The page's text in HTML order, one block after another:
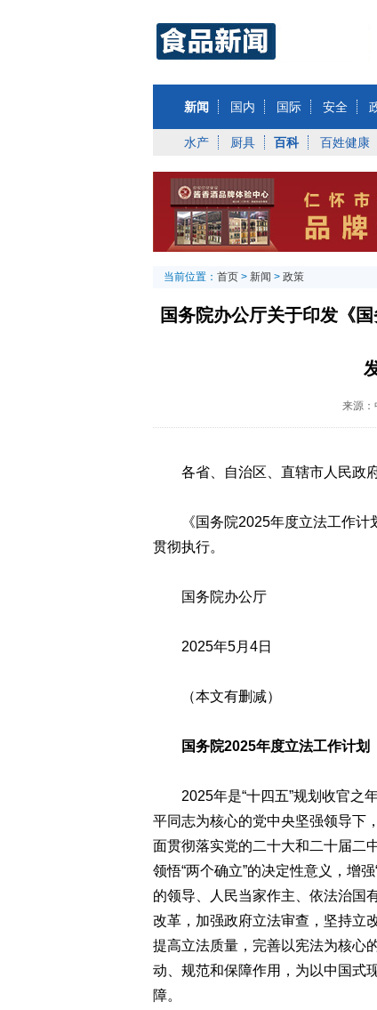
新闻 国内 国际 安全
水产 厨具 百科 百姓健康
当前位置： 首页 > 新闻 > 政策
国务院办公厅关于印发《
来源：
各省、自治区、直辖市人民政府
《国务院2025年度立法工作计
贯彻执行。
国务院办公厅
2025年5月4日
（本文有删减）
国务院2025年度立法工作计划
2025年是“十四五”规划收官之
平同志为核心的党中央坚强领导下
面贯彻落实党的二十大和二十届二
领悟“两个确立”的决定性意义，增
的领导、人民当家作主、依法治国
改革，加强政府立法审查，坚持立
提高立法质量，完善以宪法为核心
动、规范和保障作用，为以中国式
障。